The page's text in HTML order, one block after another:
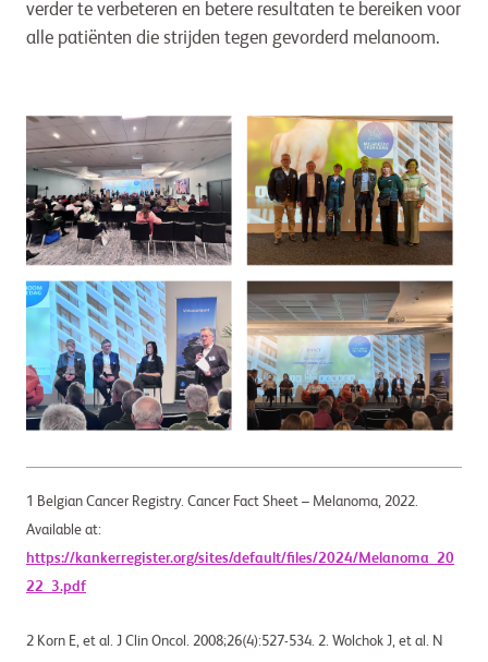
verder te verbeteren en betere resultaten te bereiken voor
alle patiënten die strijden tegen gevorderd melanoom.
1 Belgian Cancer Registry. Cancer Fact Sheet – Melanoma, 2022.
Available at:
https://kankerregister.org/sites/default/files/2024/Melanoma_20
22_3.pdf
2 Korn E, et al. J Clin Oncol. 2008;26(4):527-534. 2. Wolchok J, et al. N